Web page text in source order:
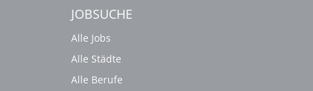
JOBSUCHE
Alle Jobs
Alle Städte
Alle Berufe